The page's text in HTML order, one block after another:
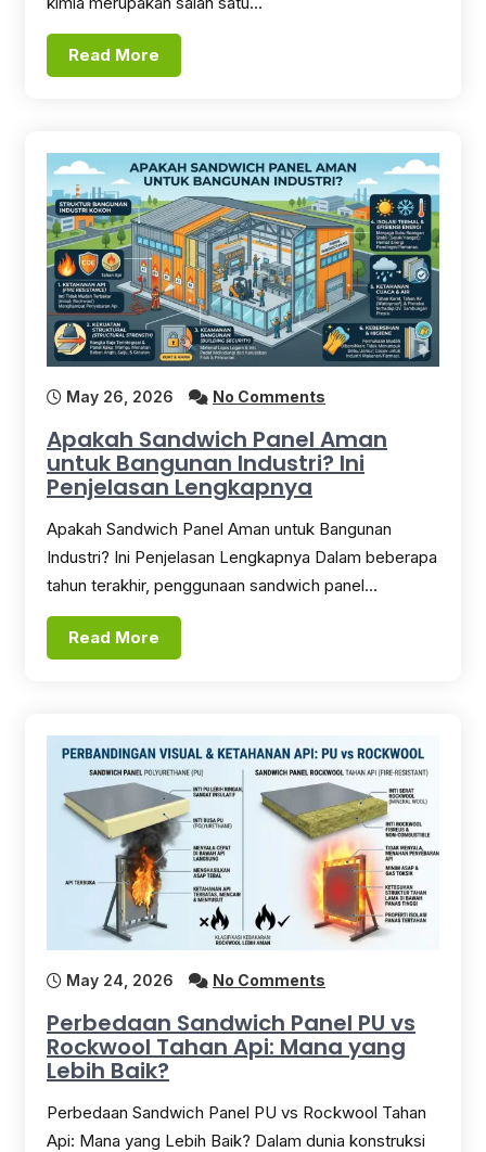
Read More
May 26, 2026 No Comments
Apakah Sandwich Panel Aman
untuk Bangunan Industri? Ini
Penjelasan Lengkapnya
Apakah Sandwich Panel Aman untuk Bangunan
Industri? Ini Penjelasan Lengkapnya Dalam beberapa
tahun terakhir, penggunaan sandwich panel…
Read More
May 24, 2026 No Comments
Perbedaan Sandwich Panel PU vs
Rockwool Tahan Api: Mana yang
Lebih Baik?
Perbedaan Sandwich Panel PU vs Rockwool Tahan
Api: Mana yang Lebih Baik? Dalam dunia konstruksi